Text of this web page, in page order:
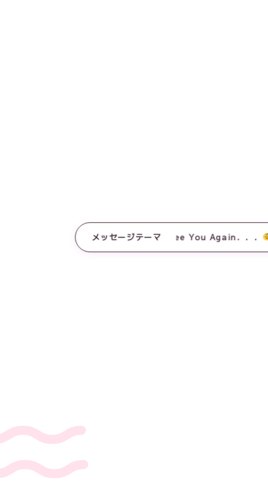
メッセージテーマSee You Again．．．